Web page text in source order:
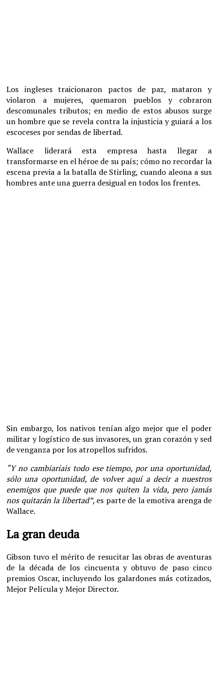
Los ingleses traicionaron pactos de paz, mataron y
violaron a mujeres, quemaron pueblos y cobraron
descomunales tributos; en medio de estos abusos surge
un hombre que se revela contra la injusticia y guiará a los
escoceses por sendas de libertad.
Wallace liderará esta empresa hasta llegar a
transformarse en el héroe de su país; cómo no recordar la
escena previa a la batalla de Stirling, cuando aleona a sus
hombres ante una guerra desigual en todos los frentes.
Sin embargo, los nativos tenían algo mejor que el poder
militar y logístico de sus invasores, un gran corazón y sed
de venganza por los atropellos sufridos.
“Y no cambiaríais todo ese tiempo, por una oportunidad,
sólo una oportunidad, de volver aquí a decir a nuestros
enemigos que puede que nos quiten la vida, pero jamás
nos quitarán la libertad”, es parte de la emotiva arenga de
Wallace.
La gran deuda
Gibson tuvo el mérito de resucitar las obras de aventuras
de la década de los cincuenta y obtuvo de paso cinco
premios Oscar, incluyendo los galardones más cotizados,
Mejor Película y Mejor Director.